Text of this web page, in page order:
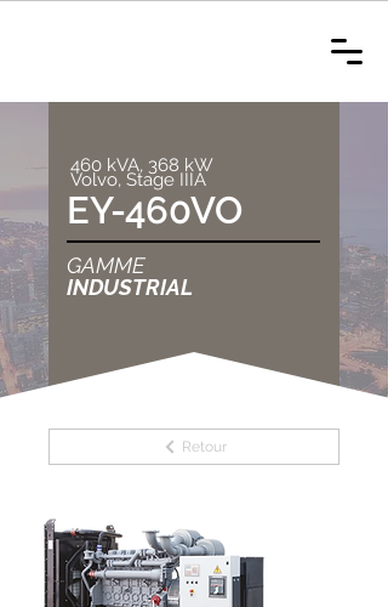
460 kVA, 368 kW
Volvo, Stage IIIA
EY-460VO
GAMME
INDUSTRIAL
Retour